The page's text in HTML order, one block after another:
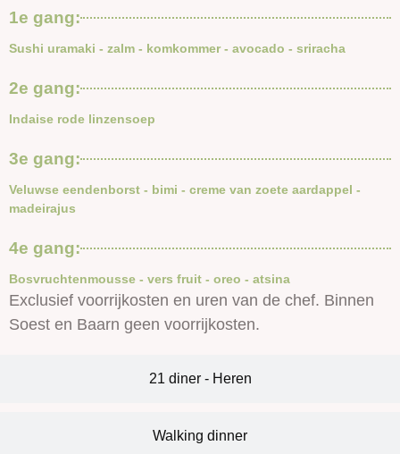
21 diner - Heren
Walking dinner
1e gang:
Sushi uramaki - zalm - komkommer - avocado - sriracha
2e gang:
Indaise rode linzensoep
3e gang:
Veluwse eendenborst - bimi - creme van zoete aardappel -
madeirajus
4e gang:
Bosvruchtenmousse - vers fruit - oreo - atsina
Exclusief voorrijkosten en uren van de chef. Binnen
Soest en Baarn geen voorrijkosten.